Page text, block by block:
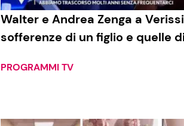
Primi Piatti
Ricette Facili e Veloci
Walter e Andrea Zenga a
sofferenze di un figlio e quelle
PROGRAMMI TV